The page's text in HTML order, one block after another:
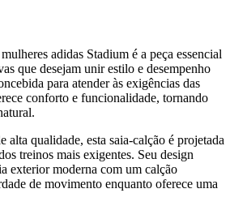
adidas Stadium é a peça essencial
que desejam unir estilo e desempenho
para atender às exigências das
conforto e funcionalidade, tornando
alta qualidade, esta saia-calção é projetada
treinos mais exigentes. Seu design
exterior moderna com um calção
de movimento enquanto oferece uma